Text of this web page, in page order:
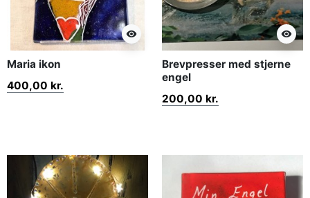
visibility
Maria ikon
400,00 kr.
visibility
Brevpresser med stjerne
engel
200,00 kr.